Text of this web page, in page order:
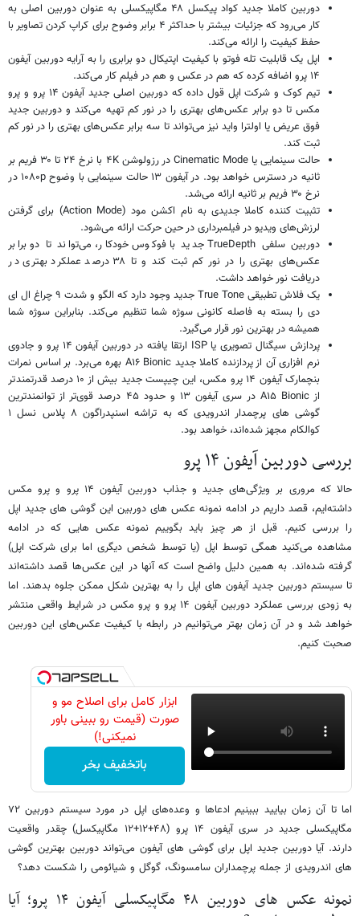
دوربین کاملا جدید کواد پیکسل ۴۸ مگاپیکسلی به عنوان دوربین اصلی به
کار می‌رود که جزئیات بیشتر با حداکثر ۴ برابر وضوح برای کراپ کردن تصاویر با
حفظ کیفیت را ارائه می‌کند.
اپل یک قابلیت تله فوتو با کیفیت اپتیکال دو برابری را به آرایه دوربین آیفون
۱۴ پرو اضافه کرده که هم در عکس و هم در فیلم کار می‌کند.
تیم کوک و شرکت اپل قول داده که دوربین اصلی جدید آیفون ۱۴ پرو و پرو
مکس تا دو برابر عکس‌های بهتری را در نور کم تهیه می‌کند و دوربین جدید
فوق عریض یا اولترا واید نیز می‌تواند تا سه برابر عکس‌های بهتری را در نور کم
ثبت کند.
حالت سینمایی یا Cinematic Mode در رزولوشن ۴K با نرخ ۲۴ تا ۳۰ فریم بر
ثانیه در دسترس خواهد بود. در آیفون ۱۳ حالت سینمایی با وضوح ۱۰۸۰p در
نرخ ۳۰ فریم بر ثانیه ارائه می‌شد.
تثبیت کننده کاملا جدیدی به نام اکشن مود (Action Mode) برای گرفتن
لرزش‌های ویدیو در فیلمبرداری در حین حرکت ارائه می‌شود.
دوربین سلفی TrueDepth جدید با فوکوس خودکار، می‌تواند تا دو برابر
عکس‌های بهتری را در نور کم ثبت کند و تا ۳۸ درصد عملکرد بهتری در
دریافت نور خواهد داشت.
یک فلاش تطبیقی True Tone جدید وجود دارد که الگو و شدت ۹ چراغ ال ای
دی را بسته به فاصله کانونی سوژه شما تنظیم می‌کند. بنابراین سوژه شما
همیشه در بهترین نور قرار می‌گیرد.
پردازش سیگنال تصویری یا ISP ارتقا یافته در دوربین آیفون ۱۴ پرو و جادوی
نرم افزاری آن از پردازنده کاملا جدید A۱۶ Bionic بهره می‌برد. بر اساس نمرات
بنچمارک آیفون ۱۴ پرو مکس، این چیپست جدید بیش از ۱۰ درصد قدرتمندتر
از A۱۵ Bionic در سری آیفون ۱۳ و حدود ۴۵ درصد قوی‌تر از توانمندترین
گوشی های پرچمدار اندرویدی که به تراشه اسنپدراگون ۸ پلاس نسل ۱
کوالکام مجهز شده‌اند، خواهد بود.
بررسی دوربین آیفون ۱۴ پرو
حالا که مروری بر ویژگی‌های جدید و جذاب دوربین آیفون ۱۴ پرو و پرو مکس
داشته‌ایم، قصد داریم در ادامه نمونه عکس های دوربین این گوشی های جدید اپل
را بررسی کنیم. قبل از هر چیز باید بگوییم نمونه عکس هایی که در ادامه
مشاهده می‌کنید همگی توسط اپل (یا توسط شخص دیگری اما برای شرکت اپل)
گرفته شده‌اند. به همین دلیل واضح است که آنها در این عکس‌ها قصد داشته‌اند
تا سیستم دوربین جدید آیفون های اپل را به بهترین شکل ممکن جلوه بدهند. اما
به زودی بررسی عملکرد دوربین آیفون ۱۴ پرو و پرو مکس در شرایط واقعی منتشر
خواهد شد و در آن زمان بهتر می‌توانیم در رابطه با کیفیت عکس‌های این دوربین
صحبت کنیم.
ابزار کامل برای اصلاح مو و
صورت (قیمت رو ببینی باور
نمیکنی!)
باتخفیف بخر
اما تا آن زمان بیایید ببینیم ادعاها و وعده‌های اپل در مورد سیستم دوربین ۷۲
مگاپیکسلی جدید در سری آیفون ۱۴ پرو (۴۸+۱۲+۱۲ مگاپیکسل) چقدر واقعیت
دارند. آیا دوربین جدید اپل برای گوشی های آیفون می‌تواند دوربین بهترین گوشی
های اندرویدی از جمله پرچمداران سامسونگ، گوگل و شیائومی را شکست دهد؟
نمونه عکس های دوربین ۴۸ مگاپیکسلی آیفون ۱۴ پرو؛ آیا